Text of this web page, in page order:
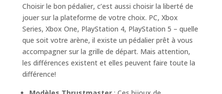
Choisir le bon pédalier, c’est aussi choisir la liberté de
jouer sur la plateforme de votre choix. PC, Xbox
Series, Xbox One, PlayStation 4, PlayStation 5 – quelle
que soit votre arène, il existe un pédalier prêt à vous
accompagner sur la grille de départ. Mais attention,
les différences existent et elles peuvent faire toute la
différence!